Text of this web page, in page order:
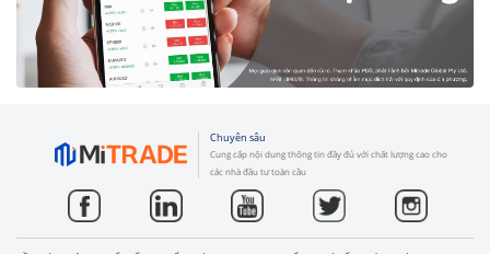
Chuyên sâu
Cung cấp nội dung thông tin đầy đủ với chất lượng cao cho
các nhà đầu tư toàn cầu